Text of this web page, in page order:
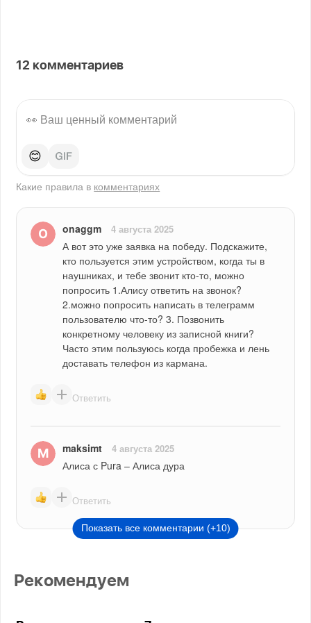
12 комментариев
😊
Какие правила в комментариях
onaggm 4 августа 2025
А вот это уже заявка на победу. Подскажите,
кто пользуется этим устройством, когда ты в
наушниках, и тебе звонит кто-то, можно
попросить 1.Алису ответить на звонок?
2.можно попросить написать в телеграмм
пользователю что-то? 3. Позвонить
конкретному человеку из записной книги?
Часто этим пользуюсь когда пробежка и лень
доставать телефон из кармана.
Ответить
maksimt 4 августа 2025
Алиса с Pura – Алиса дура
Ответить
Показать все комментарии (+10)
Рекомендуем